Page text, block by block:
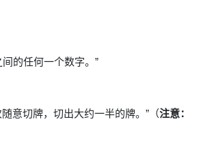
的任何一个数字。”
意切牌，切出大约一半的牌。”（注意：